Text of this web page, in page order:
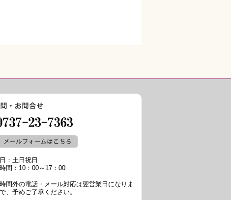
：土日祝日
間：10：00～17：00
間外の電話・メール対応は翌営業日になりま
、予めご了承ください。